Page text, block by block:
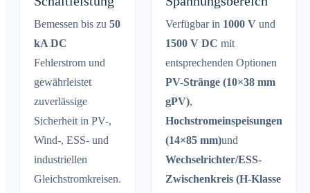
Bemessen bis zu 50
kA DC
Fehlerstrom und
gewährleistet
zuverlässige
Sicherheit in PV-,
Wind-, ESS- und
industriellen
Gleichstromkreisen.
Verfügbar in 1000 V und
1500 V DC mit
entsprechenden Optionen
PV-Stränge (10×38 mm
gPV),
Hochstromeinspeisungen
(14×85 mm)und
Wechselrichter/ESS-
Zwischenkreis (H-Klasse